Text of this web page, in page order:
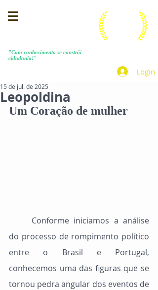
"Com conhecimento se constrói
cidadania!"
Login
Leopoldina
15 de jul. de 2025
Um Coração de mulher
do processo de rompimento político
entre o Brasil e Portugal,
conhecemos uma das figuras que se
tornou pedra angular dos eventos de